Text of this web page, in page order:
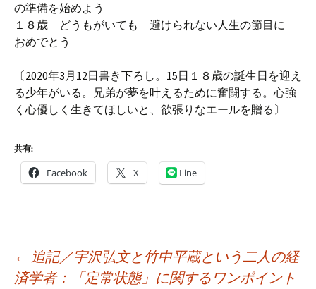
の準備を始めよう
１８歳 どうもがいても 避けられない人生の節目に
おめでとう
〔2020年3月12日書き下ろし。15日１８歳の誕生日を迎え
る少年がいる。兄弟が夢を叶えるために奮闘する。心強
く心優しく生きてほしいと、欲張りなエールを贈る〕
共有:
Facebook X Line
← 追記／宇沢弘文と竹中平蔵という二人の経
済学者：「定常状態」に関するワンポイント